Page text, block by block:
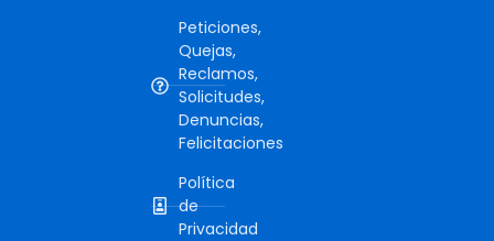
Peticiones,
Quejas,
Reclamos,
Solicitudes,
Denuncias,
Felicitaciones
Política
de
Privacidad